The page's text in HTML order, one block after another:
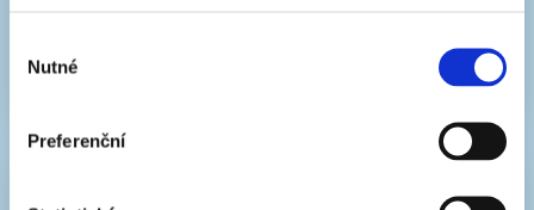
souhlasu
Nutné
Preferenční